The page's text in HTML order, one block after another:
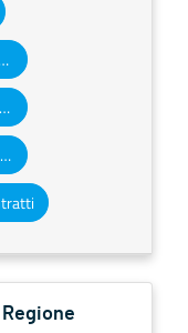
Decreti e ordinanze del Presidente della Giunta regionale
Determinazioni dirigenziali aventi contenuto di interesse generale
Atti degli enti locali e degli enti pubblici e privati